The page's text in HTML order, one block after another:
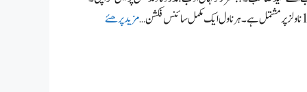
مزید پرھئے